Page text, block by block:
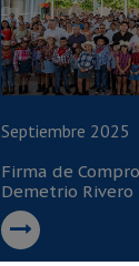
Septiembre 2025
Firma de
Demetrio Rivero